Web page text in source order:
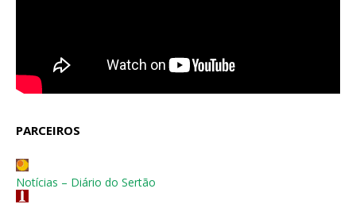
PARCEIROS
Notícias – Diário do Sertão